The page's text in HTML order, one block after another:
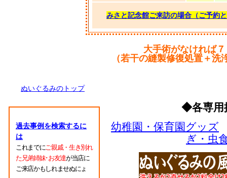
みさと記念館ご来訪の場合（ご予約
大手術がなければ
（若干の縫製修復処置＋
ぬいぐるみのトップ
過去事例を検索するに
は
これまでにご親戚・生き別れ
た兄弟姉妹･お友達が当店に
ご来店かもしれませぬにょ
◆各専用
幼稚園・保育園グッズ
ぎ・虫